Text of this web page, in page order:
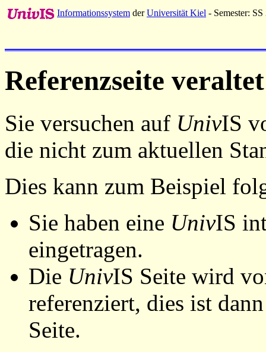
Informationssystem derUniversität Kiel - Semester: SS
Referenzseite veraltet
Sie versuchen auf UnivIS
die nicht zum aktuellen
Dies kann zum Beispiel
Sie haben eine UnivIS
eingetragen.
Die UnivIS Seite wird
referenziert, dies ist
Seite.